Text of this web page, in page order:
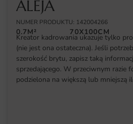
ALEJA
NUMER PRODUKTU: 142004266
0.7M² 70X100CM
Kreator kadrowania ukazuje tylko
(nie jest ona ostateczna). Jeśli
szerokość brytu, zapisz taką
sprzedającego. W przeciwnym razie
podzielona na większą lub mniejszą